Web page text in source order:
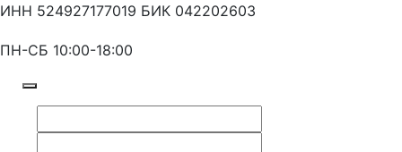
ИНН 524927177019 БИК 042202603
ПН-СБ 10:00-18:00